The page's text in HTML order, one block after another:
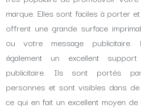
marque. Elles sont faciles à porter
offrent une grande surface
ou votre message
également un excellent
publicitaire. Ils sont portés
personnes et sont visibles dans
ce qui en fait un excellent moyen